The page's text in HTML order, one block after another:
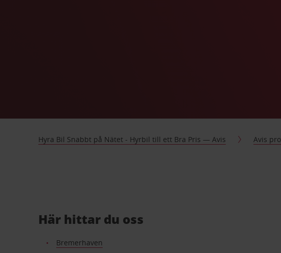
Hyra Bil Snabbt på Nätet - Hyrbil till ett Bra Pris — Avis Avis
Här hittar du oss
Bremerhaven